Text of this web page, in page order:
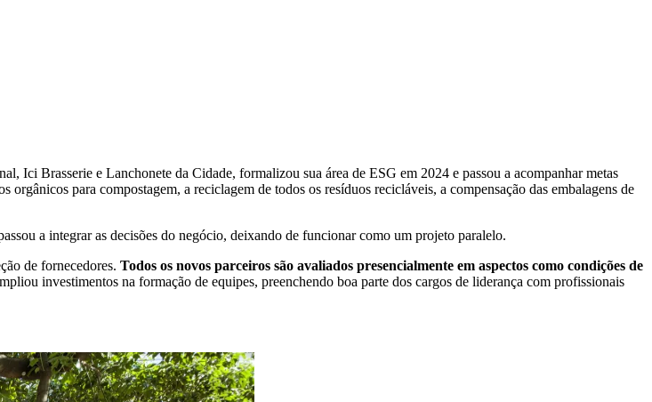
Ici Brasserie e Lanchonete da Cidade, formalizou sua área de ESG em 2024 e passou a acompanhar metas
para compostagem, a reciclagem de todos os resíduos recicláveis, a compensação das embalagens de
a integrar as decisões do negócio, deixando de funcionar como um projeto paralelo.
de fornecedores. Todos os novos parceiros são avaliados presencialmente em aspectos como condições de
investimentos na formação de equipes, preenchendo boa parte dos cargos de liderança com profissionais